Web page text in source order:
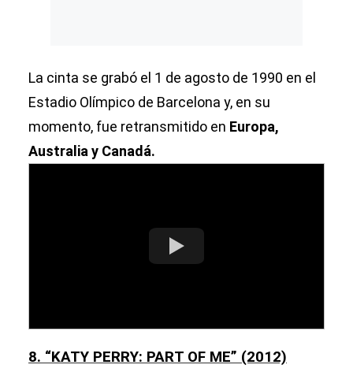
La cinta se grabó el 1 de agosto de 1990 en el
Estadio Olímpico de Barcelona y, en su
momento, fue retransmitido en Europa,
Australia y Canadá.
8. “KATY PERRY: PART OF ME” (2012)